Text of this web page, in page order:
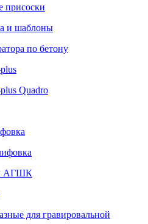
присоски
и шаблоны
по бетону
Quadro
АГШК
для гравировальной